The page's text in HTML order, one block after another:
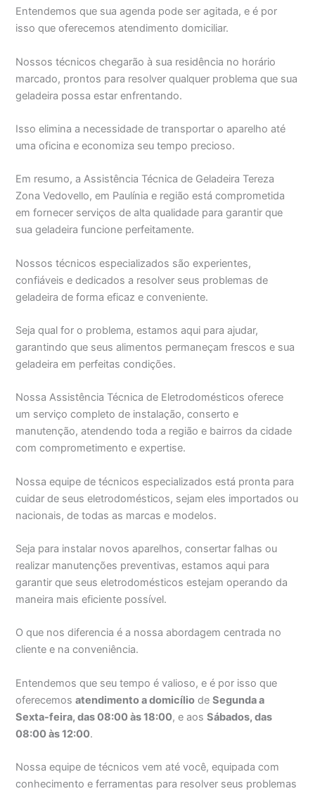
Entendemos que sua agenda pode ser agitada, e é por
isso que oferecemos atendimento domiciliar.
Nossos técnicos chegarão à sua residência no horário
marcado, prontos para resolver qualquer problema que sua
geladeira possa estar enfrentando.
Isso elimina a necessidade de transportar o aparelho até
uma oficina e economiza seu tempo precioso.
Em resumo, a Assistência Técnica de Geladeira Tereza
Zona Vedovello, em Paulínia e região está comprometida
em fornecer serviços de alta qualidade para garantir que
sua geladeira funcione perfeitamente.
Nossos técnicos especializados são experientes,
confiáveis e dedicados a resolver seus problemas de
geladeira de forma eficaz e conveniente.
Seja qual for o problema, estamos aqui para ajudar,
garantindo que seus alimentos permaneçam frescos e sua
geladeira em perfeitas condições.
Nossa Assistência Técnica de Eletrodomésticos oferece
um serviço completo de instalação, conserto e
manutenção, atendendo toda a região e bairros da cidade
com comprometimento e expertise.
Nossa equipe de técnicos especializados está pronta para
cuidar de seus eletrodomésticos, sejam eles importados ou
nacionais, de todas as marcas e modelos.
Seja para instalar novos aparelhos, consertar falhas ou
realizar manutenções preventivas, estamos aqui para
garantir que seus eletrodomésticos estejam operando da
maneira mais eficiente possível.
O que nos diferencia é a nossa abordagem centrada no
cliente e na conveniência.
Entendemos que seu tempo é valioso, e é por isso que
oferecemosatendimento a domicílio deSegunda a
Sexta-feira, das 08:00 às 18:00, e aosSábados, das
08:00 às 12:00.
Nossa equipe de técnicos vem até você, equipada com
conhecimento e ferramentas para resolver seus problemas